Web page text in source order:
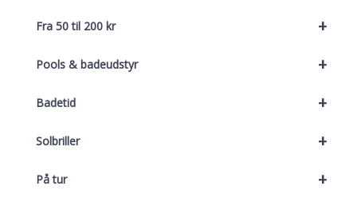
+
Fra 50 til 200 kr
+
Pools & badeudstyr
+
Badetid
+
Solbriller
+
På tur